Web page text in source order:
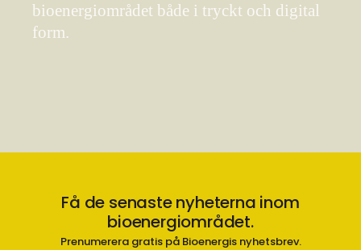
bioenergiområdet både i tryckt och digital
form.
Få de senaste nyheterna inom
bioenergiområdet.
Prenumerera gratis på Bioenergis nyhetsbrev.